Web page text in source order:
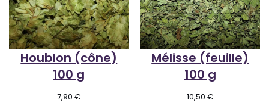
Houblon (cône)
100 g
7,90 €
Mélisse (feuille)
100 g
10,50 €